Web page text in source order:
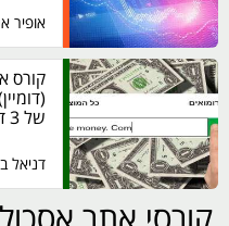
אופיר
קורס
של 3 דולר
דניאל